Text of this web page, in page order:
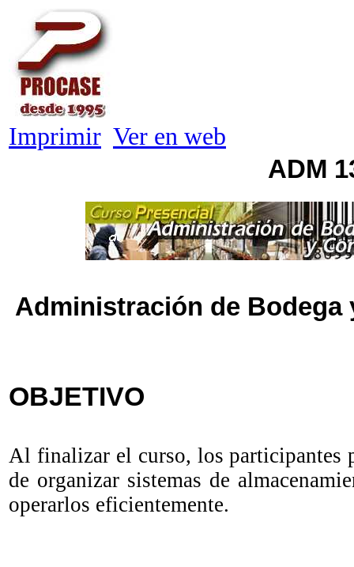
Imprimir Ver en web
ADM
Administración de Bodega
OBJETIVO
Al finalizar el curso, los participantes
de organizar sistemas de
operarlos eficientemente.